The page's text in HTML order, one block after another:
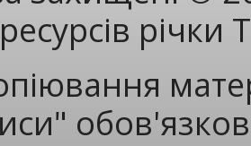
річки